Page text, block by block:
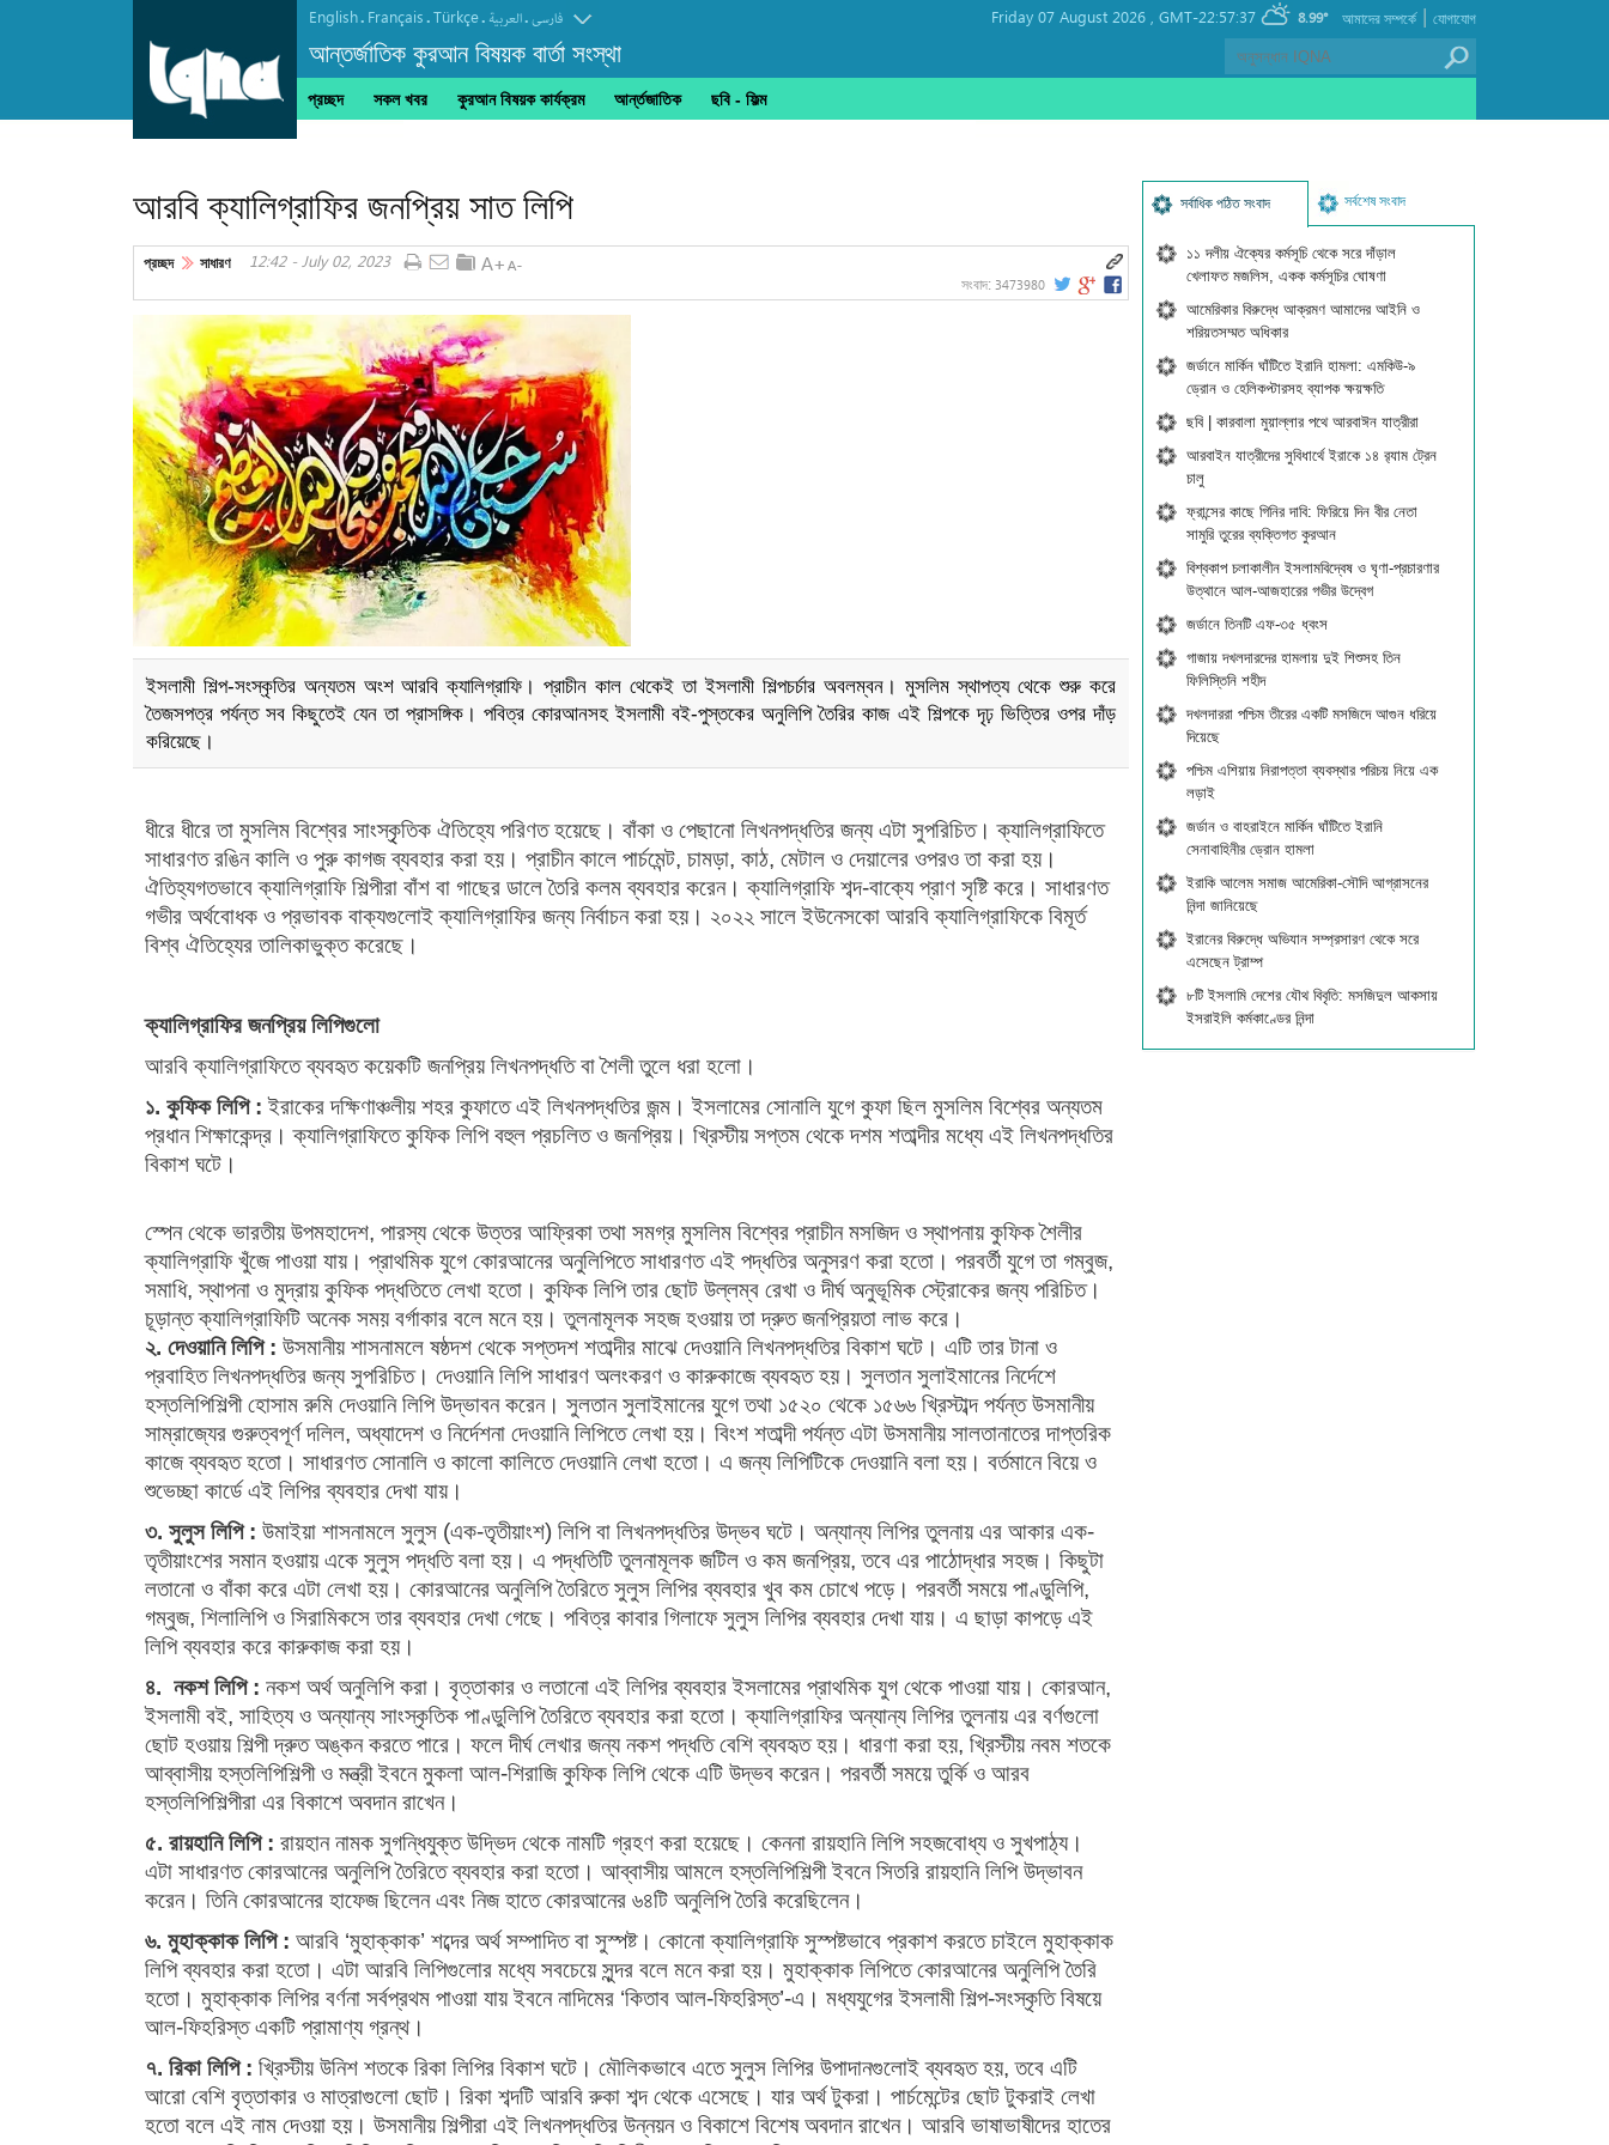
English. Français.Türkçe. العربیة.فارسی
আন্তর্জাতিক কুরআন বিষয়ক বার্তা সংস্থা
Friday 07 August 2026 , GMT-22:57:37 8.99° যোগাযোগ
|
আমাদের সম্পর্কে
প্রচ্ছদ সকল খবর কুরআন বিষয়ক কার্যক্রম আর্ন্তজাতিক ছবি‎ - ফিল্ম
আরবি ক্যালিগ্রাফির জনপ্রিয় সাত লিপি
প্রচ্ছদ সাধারণ 12:42 - July 02, 2023
সংবাদ: 3473980
ইসলামী শিল্প-সংস্কৃতির অন্যতম অংশ আরবি ক্যালিগ্রাফি। প্রাচীন কাল থেকেই তা ইসলামী শিল্পচর্চার অবলম্বন। মুসলিম স্থাপত্য থেকে শুরু করে
তৈজসপত্র পর্যন্ত সব কিছুতেই যেন তা প্রাসঙ্গিক। পবিত্র কোরআনসহ ইসলামী বই-পুস্তকের অনুলিপি তৈরির কাজ এই শিল্পকে দৃঢ় ভিত্তির ওপর দাঁড়
করিয়েছে।
ধীরে ধীরে তা মুসলিম বিশ্বের সাংস্কৃৃতিক ঐতিহ্যে পরিণত হয়েছে। বাঁকা ও পেছানো লিখনপদ্ধতির জন্য এটা সুপরিচিত। ক্যালিগ্রাফিতে
সাধারণত রঙিন কালি ও পুরু কাগজ ব্যবহার করা হয়। প্রাচীন কালে পার্চমেন্ট, চামড়া, কাঠ, মেটাল ও দেয়ালের ওপরও তা করা হয়।
ঐতিহ্যগতভাবে ক্যালিগ্রাফি শিল্পীরা বাঁশ বা গাছের ডালে তৈরি কলম ব্যবহার করেন। ক্যালিগ্রাফি শব্দ-বাক্যে প্রাণ সৃষ্টি করে। সাধারণত
গভীর অর্থবোধক ও প্রভাবক বাক্যগুলোই ক্যালিগ্রাফির জন্য নির্বাচন করা হয়। ২০২২ সালে ইউনেসকো আরবি ক্যালিগ্রাফিকে বিমূর্ত
বিশ্ব ঐতিহ্যের তালিকাভুক্ত করেছে।
ক্যালিগ্রাফির জনপ্রিয় লিপিগুলো
আরবি ক্যালিগ্রাফিতে ব্যবহৃত কয়েকটি জনপ্রিয় লিখনপদ্ধতি বা শৈলী তুলে ধরা হলো।
১. কুফিক লিপি :ইরাকের দক্ষিণাঞ্চলীয় শহর কুফাতে এই লিখনপদ্ধতির জন্ম। ইসলামের সোনালি যুগে কুফা ছিল মুসলিম বিশ্বের অন্যতম
প্রধান শিক্ষাকেন্দ্র। ক্যালিগ্রাফিতে কুফিক লিপি বহুল প্রচলিত ও জনপ্রিয়। খ্রিস্টীয় সপ্তম থেকে দশম শতাব্দীর মধ্যে এই লিখনপদ্ধতির
বিকাশ ঘটে।
স্পেন থেকে ভারতীয় উপমহাদেশ, পারস্য থেকে উত্তর আফ্রিকা তথা সমগ্র মুসলিম বিশ্বের প্রাচীন মসজিদ ও স্থাপনায় কুফিক শৈলীর
ক্যালিগ্রাফি খুঁজে পাওয়া যায়। প্রাথমিক যুগে কোরআনের অনুলিপিতে সাধারণত এই পদ্ধতির অনুসরণ করা হতো। পরবর্তী যুগে তা গম্বুজ,
সমাধি, স্থাপনা ও মুদ্রায় কুফিক পদ্ধতিতে লেখা হতো। কুফিক লিপি তার ছোট উল্লম্ব রেখা ও দীর্ঘ অনুভূমিক স্ট্রোকের জন্য পরিচিত।
চূড়ান্ত ক্যালিগ্রাফিটি অনেক সময় বর্গাকার বলে মনে হয়। তুলনামূলক সহজ হওয়ায় তা দ্রুত জনপ্রিয়তা লাভ করে।
২. দেওয়ানি লিপি : উসমানীয় শাসনামলে ষষ্ঠদশ থেকে সপ্তদশ শতাব্দীর মাঝে দেওয়ানি লিখনপদ্ধতির বিকাশ ঘটে। এটি তার টানা ও
প্রবাহিত লিখনপদ্ধতির জন্য সুপরিচিত। দেওয়ানি লিপি সাধারণ অলংকরণ ও কারুকাজে ব্যবহৃত হয়। সুলতান সুলাইমানের নির্দেশে
হস্তলিপিশিল্পী হোসাম রুমি দেওয়ানি লিপি উদ্ভাবন করেন। সুলতান সুলাইমানের যুগে তথা ১৫২০ থেকে ১৫৬৬ খ্রিস্টাব্দ পর্যন্ত উসমানীয়
সাম্রাজ্যের গুরুত্বপূর্ণ দলিল, অধ্যাদেশ ও নির্দেশনা দেওয়ানি লিপিতে লেখা হয়। বিংশ শতাব্দী পর্যন্ত এটা উসমানীয় সালতানাতের দাপ্তরিক
কাজে ব্যবহৃত হতো। সাধারণত সোনালি ও কালো কালিতে দেওয়ানি লেখা হতো। এ জন্য লিপিটিকে দেওয়ানি বলা হয়। বর্তমানে বিয়ে ও
শুভেচ্ছা কার্ডে এই লিপির ব্যবহার দেখা যায়।
৩. সুলুস লিপি : উমাইয়া শাসনামলে সুলুস (এক-তৃতীয়াংশ) লিপি বা লিখনপদ্ধতির উদ্ভব ঘটে। অন্যান্য লিপির তুলনায় এর আকার এক-
তৃতীয়াংশের সমান হওয়ায় একে সুলুস পদ্ধতি বলা হয়। এ পদ্ধতিটি তুলনামূলক জটিল ও কম জনপ্রিয়, তবে এর পাঠোদ্ধার সহজ। কিছুটা
লতানো ও বাঁকা করে এটা লেখা হয়। কোরআনের অনুলিপি তৈরিতে সুলুস লিপির ব্যবহার খুব কম চোখে পড়ে। পরবর্তী সময়ে পাণ্ডুলিপি,
গম্বুজ, শিলালিপি ও সিরামিকসে তার ব্যবহার দেখা গেছে। পবিত্র কাবার গিলাফে সুলুস লিপির ব্যবহার দেখা যায়। এ ছাড়া কাপড়ে এই
লিপি ব্যবহার করে কারুকাজ করা হয়।
৪. নকশ লিপি : নকশ অর্থ অনুলিপি করা। বৃত্তাকার ও লতানো এই লিপির ব্যবহার ইসলামের প্রাথমিক যুগ থেকে পাওয়া যায়। কোরআন,
ইসলামী বই, সাহিত্য ও অন্যান্য সাংস্কৃতিক পাণ্ডুলিপি তৈরিতে ব্যবহার করা হতো। ক্যালিগ্রাফির অন্যান্য লিপির তুলনায় এর বর্ণগুলো
ছোট হওয়ায় শিল্পী দ্রুত অঙ্কন করতে পারে। ফলে দীর্ঘ লেখার জন্য নকশ পদ্ধতি বেশি ব্যবহৃত হয়। ধারণা করা হয়, খ্রিস্টীয় নবম শতকে
আব্বাসীয় হস্তলিপিশিল্পী ও মন্ত্রী ইবনে মুকলা আল-শিরাজি কুফিক লিপি থেকে এটি উদ্ভব করেন। পরবর্তী সময়ে তুর্কি ও আরব
হস্তলিপিশিল্পীরা এর বিকাশে অবদান রাখেন।
৫. রায়হানি লিপি : রায়হান নামক সুগন্ধিযুক্ত উদ্ভিদ থেকে নামটি গ্রহণ করা হয়েছে। কেননা রায়হানি লিপি সহজবোধ্য ও সুখপাঠ্য।
এটা সাধারণত কোরআনের অনুলিপি তৈরিতে ব্যবহার করা হতো। আব্বাসীয় আমলে হস্তলিপিশিল্পী ইবনে সিতরি রায়হানি লিপি উদ্ভাবন
করেন। তিনি কোরআনের হাফেজ ছিলেন এবং নিজ হাতে কোরআনের ৬৪টি অনুলিপি তৈরি করেছিলেন।
৬. মুহাক্কাক লিপি : আরবি ‘মুহাক্কাক’ শব্দের অর্থ সম্পাদিত বা সুস্পষ্ট। কোনো ক্যালিগ্রাফি সুস্পষ্টভাবে প্রকাশ করতে চাইলে মুহাক্কাক
লিপি ব্যবহার করা হতো। এটা আরবি লিপিগুলোর মধ্যে সবচেয়ে সুন্দর বলে মনে করা হয়। মুহাক্কাক লিপিতে কোরআনের অনুলিপি তৈরি
হতো। মুহাক্কাক লিপির বর্ণনা সর্বপ্রথম পাওয়া যায় ইবনে নাদিমের ‘কিতাব আল-ফিহরিস্ত’-এ। মধ্যযুগের ইসলামী শিল্প-সংস্কৃতি বিষয়ে
আল-ফিহরিস্ত একটি প্রামাণ্য গ্রন্থ।
৭. রিকা লিপি : খ্রিস্টীয় উনিশ শতকে রিকা লিপির বিকাশ ঘটে। মৌলিকভাবে এতে সুলুস লিপির উপাদানগুলোই ব্যবহৃত হয়, তবে এটি
আরো বেশি বৃত্তাকার ও মাত্রাগুলো ছোট। রিকা শব্দটি আরবি রুকা শব্দ থেকে এসেছে। যার অর্থ টুকরা। পার্চমেন্টের ছোট টুকরাই লেখা
হতো বলে এই নাম দেওয়া হয়। উসমানীয় শিল্পীরা এই লিখনপদ্ধতির উন্নয়ন ও বিকাশে বিশেষ অবদান রাখেন। আরবি ভাষাভাষীদের হাতের
সর্বাধিক পঠিত সংবাদ সর্বশেষ সংবাদ
১১ দলীয় ঐক্যের কর্মসূচি থেকে সরে দাঁড়াল
খেলাফত মজলিস, একক কর্মসূচির ঘোষণা
আমেরিকার বিরুদ্ধে আক্রমণ আমাদের আইনি ও
শরিয়তসম্মত অধিকার
জর্ডানে মার্কিন ঘাঁটিতে ইরানি হামলা: এমকিউ-৯
ড্রোন ও হেলিকপ্টারসহ ব্যাপক ক্ষয়ক্ষতি
ছবি | কারবালা মুয়াল্লার পথে আরবাঈন যাত্রীরা
আরবাইন যাত্রীদের সুবিধার্থে ইরাকে ১৪ র‍্যাম ট্রেন
চালু
ফ্রান্সের কাছে গিনির দাবি: ফিরিয়ে দিন বীর নেতা
সামুরি তুরের ব্যক্তিগত কুরআন
বিশ্বকাপ চলাকালীন ইসলামবিদ্বেষ ও ঘৃণা-প্রচারণার
উত্থানে আল-আজহারের গভীর উদ্বেগ
জর্ডানে তিনটি এফ-৩৫ ধ্বংস
গাজায় দখলদারদের হামলায় দুই শিশুসহ তিন
ফিলিস্তিনি শহীদ
দখলদাররা পশ্চিম তীরের একটি মসজিদে আগুন ধরিয়ে
দিয়েছে
পশ্চিম এশিয়ায় নিরাপত্তা ব্যবস্থার পরিচয় নিয়ে এক
লড়াই
জর্ডান ও বাহরাইনে মার্কিন ঘাঁটিতে ইরানি
সেনাবাহিনীর ড্রোন হামলা
ইরাকি আলেম সমাজ আমেরিকা-সৌদি আগ্রাসনের
নিন্দা জানিয়েছে
ইরানের বিরুদ্ধে অভিযান সম্প্রসারণ থেকে সরে
এসেছেন ট্রাম্প
৮টি ইসলামি দেশের যৌথ বিবৃতি: মসজিদুল আকসায়
ইসরাইলি কর্মকাণ্ডের নিন্দা